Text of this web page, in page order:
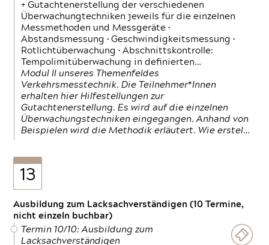
+ Gutachtenerstellung der verschiedenen
Überwachungtechniken jeweils für die einzelnen
Messmethoden und Messgeräte •
Abstandsmessung • Geschwindigkeitsmessung •
Rotlichtüberwachung • Abschnittskontrolle:
Tempolimitüberwachung in definierten…
Modul II unseres Themenfeldes
Verkehrsmesstechnik. Die Teilnehmer*Innen
erhalten hier Hilfestellungen zur
Gutachtenerstellung. Es wird auf die einzelnen
Überwachungstechniken eingegangen. Anhand von
Beispielen wird die Methodik erläutert. Wie erstel…
13
Ausbildung zum Lacksachverständigen (10 Termine,
nicht einzeln buchbar)
Termin 10/10: Ausbildung zum
Lacksachverständigen